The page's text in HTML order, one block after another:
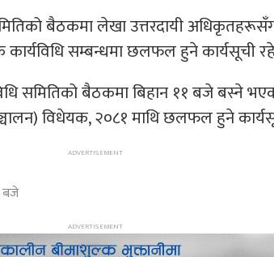
बैठकमा लेखा उत्तरदायी
कार्यविधि सम्बन्धमा छलफल हुने कार्यसूची
समितिको बैठकमा बिहान ११ बजे बस्ने
विधेयक, २०८१ माथि छलफल हुने
बजे